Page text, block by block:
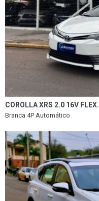
COROLLA XRS 2.0 16V FLEX.
Branca 4P Automático